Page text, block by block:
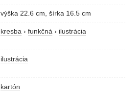
výška 22.6 cm, šírka 16.5 cm
kresba › funkčná › ilustrácia
ilustrácia
kartón